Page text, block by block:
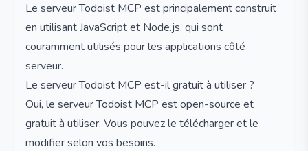
Le serveur Todoist MCP est principalement construit
en utilisant JavaScript et Node.js, qui sont
couramment utilisés pour les applications côté
serveur.
Le serveur Todoist MCP est-il gratuit à utiliser ?
Oui, le serveur Todoist MCP est open-source et
gratuit à utiliser. Vous pouvez le télécharger et le
modifier selon vos besoins.